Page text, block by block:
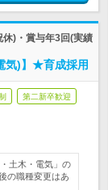
休)・賞与年3回(実績
気)】★育成採用
第二新卒歓迎
土木・電気」の
の職種変更はあ